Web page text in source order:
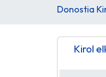
Donostia
Kirol